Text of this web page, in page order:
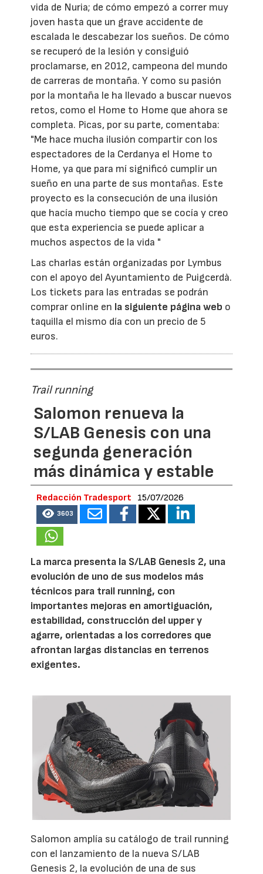
vida de Nuria; de cómo empezó a correr muy
joven hasta que un grave accidente de
escalada le descabezar los sueños. De cómo
se recuperó de la lesión y consiguió
proclamarse, en 2012, campeona del mundo
de carreras de montaña. Y como su pasión
por la montaña le ha llevado a buscar nuevos
retos, como el Home to Home que ahora se
completa. Picas, por su parte, comentaba:
"Me hace mucha ilusión compartir con los
espectadores de la Cerdanya el Home to
Home, ya que para mí significó cumplir un
sueño en una parte de sus montañas. Este
proyecto es la consecución de una ilusión
que hacía mucho tiempo que se cocía y creo
que esta experiencia se puede aplicar a
muchos aspectos de la vida "
Las charlas están organizadas por Lymbus
con el apoyo del Ayuntamiento de Puigcerdà.
Los tickets para las entradas se podrán
comprar online en la siguiente página web o
taquilla el mismo día con un precio de 5
euros.
Trail running
Salomon renueva la
S/LAB Genesis con una
segunda generación
más dinámica y estable
Redacción Tradesport 15/07/2026
3603
La marca presenta la S/LAB Genesis 2, una
evolución de uno de sus modelos más
técnicos para trail running, con
importantes mejoras en amortiguación,
estabilidad, construcción del upper y
agarre, orientadas a los corredores que
afrontan largas distancias en terrenos
exigentes.
Salomon amplía su catálogo de trail running
con el lanzamiento de la nueva S/LAB
Genesis 2, la evolución de una de sus